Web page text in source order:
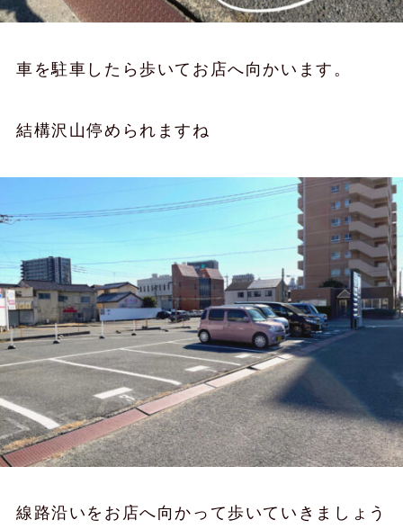
車を駐車したら歩いてお店へ向かいます。
結構沢山停められますね
線路沿いをお店へ向かって歩いていきましょう